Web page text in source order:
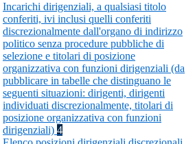
Incarichi dirigenziali, a qualsiasi titolo
conferiti, ivi inclusi quelli conferiti
discrezionalmente dall'organo di indirizzo
politico senza procedure pubbliche di
selezione e titolari di posizione
organizzativa con funzioni dirigenziali (da
pubblicare in tabelle che distinguano le
seguenti situazioni: dirigenti, dirigenti
individuati discrezionalmente, titolari di
posizione organizzativa con funzioni
dirigenziali) 4